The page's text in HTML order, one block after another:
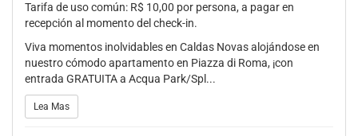
Tarifa de uso común: R$ 10,00 por persona, a pagar en
recepción al momento del check-in.
Viva momentos inolvidables en Caldas Novas alojándose en
nuestro cómodo apartamento en Piazza di Roma, ¡con
entrada GRATUITA a Acqua Park/Spl...
Lea Mas